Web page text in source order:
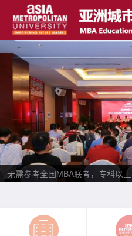
无需参考全国MBA联考，专科以